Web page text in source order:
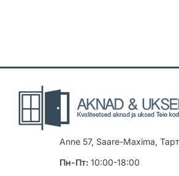
Anne 57, Saare-Maxima,
Пн-Пт:10:00-18:00